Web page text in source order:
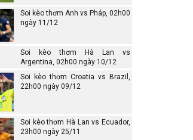
Soi kèo thơm Anh vs Pháp, 02h00
ngày 11/12
Soi kèo thơm Hà Lan vs
Argentina, 02h00 ngày 10/12
Soi kèo thơm Croatia vs Brazil,
22h00 ngày 09/12
Soi kèo thơm Hà Lan vs Ecuador,
23h00 ngày 25/11